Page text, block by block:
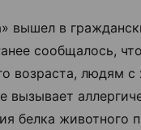
вышел в
сообщалось,
возраста, людям с
вызывает
белка животного